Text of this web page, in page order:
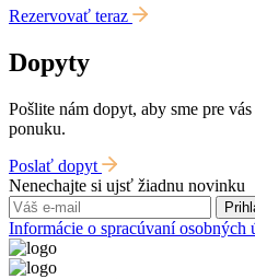
Rezervovať teraz
Dopyty
Pošlite nám dopyt, aby sme pre
ponuku.
Poslať dopyt
Nenechajte si ujsť žiadnu novinku
Informácie o spracúvaní osobných